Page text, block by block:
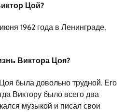
Цой?
1962 года в Ленинграде,
Виктора Цоя?
была довольно трудной. Его
Виктору было всего два
музыкой и писал свои